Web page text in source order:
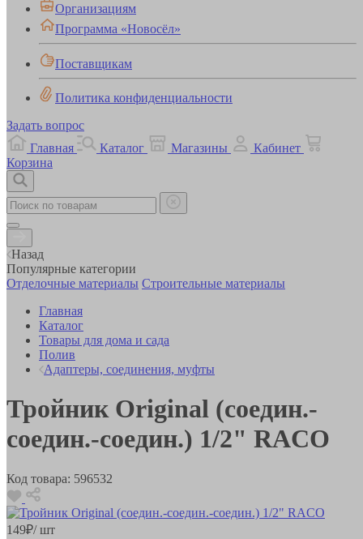
Организациям
Программа «Новосёл»
Поставщикам
Политика конфиденциальности
Задать вопрос
Главная
Каталог Магазины
Кабинет
Корзина
Назад
Популярные категории
Отделочные материалы Строительные материалы
Главная
Каталог
Товары для дома и сада
Полив
Адаптеры, соединения, муфты
Тройник Original (соедин.-
соедин.-соедин.) 1/2" RACO
Код товара: 596532
149₽/ шт